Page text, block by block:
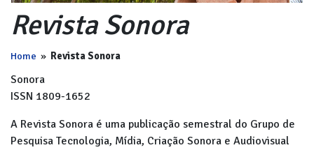
Revista Sonora
Home » Revista Sonora
Sonora
ISSN 1809-1652
A Revista Sonora é uma publicação semestral do Grupo de
Pesquisa Tecnologia, Mídia, Criação Sonora e Audiovisual